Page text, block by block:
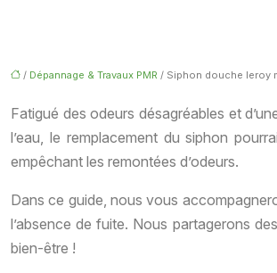
/ Dépannage & Travaux PMR / Siphon douche leroy
Fatigué des odeurs désagréables et
l’eau, le remplacement du siphon
empêchant les remontées d’odeurs.
Dans ce guide, nous vous
l’absence de fuite. Nous partagerons
bien-être !